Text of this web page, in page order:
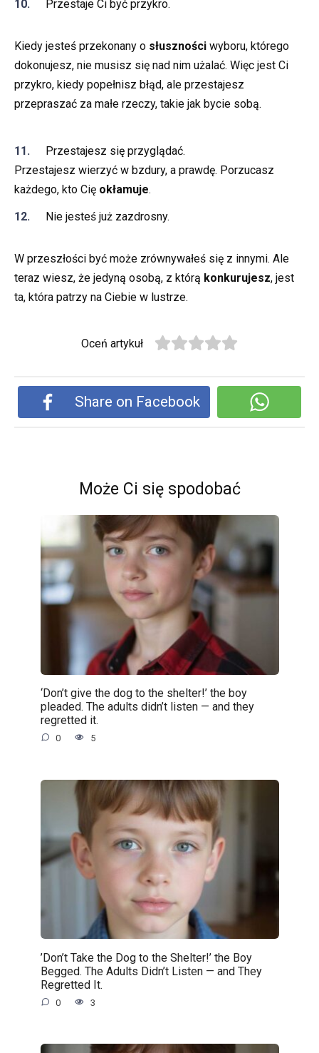
Przestaje Ci być przykro.
Kiedy jesteś przekonany o słuszności wyboru, którego
dokonujesz, nie musisz się nad nim użalać. Więc jest Ci
przykro, kiedy popełnisz błąd, ale przestajesz
przepraszać za małe rzeczy, takie jak bycie sobą.
Przestajesz się przyglądać.
Przestajesz wierzyć w bzdury, a prawdę. Porzucasz
każdego, kto Cię okłamuje.
Nie jesteś już zazdrosny.
W przeszłości być może zrównywałeś się z innymi. Ale
teraz wiesz, że jedyną osobą, z którą konkurujesz, jest
ta, która patrzy na Ciebie w lustrze.
Oceń artykuł
Share on Facebook
Może Ci się spodobać
‘Don’t give the dog to the shelter!’ the boy
pleaded. The adults didn’t listen — and they
regretted it.
0 5
’Don’t Take the Dog to the Shelter!’ the Boy
Begged. The Adults Didn’t Listen — and They
Regretted It.
0 3